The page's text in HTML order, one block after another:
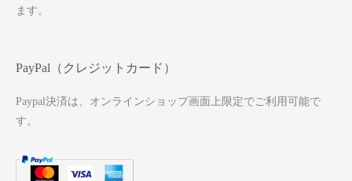
ます。
PayPal（クレジットカード）
Paypal決済は、オンラインショップ画面上限定でご利用可能で
す。